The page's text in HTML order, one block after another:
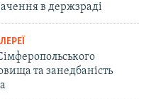
в держзраді
та занедбаність